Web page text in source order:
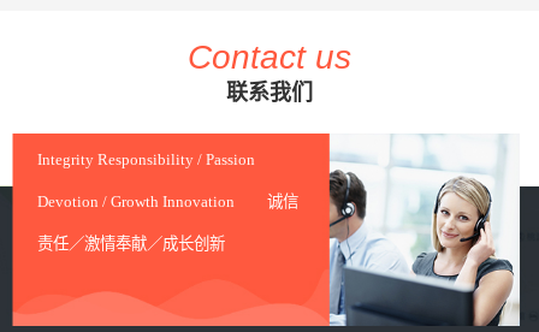
Contact us
联系我们
Integrity Responsibility / Passion
Devotion / Growth Innovation 诚信
责任／激情奉献／成长创新